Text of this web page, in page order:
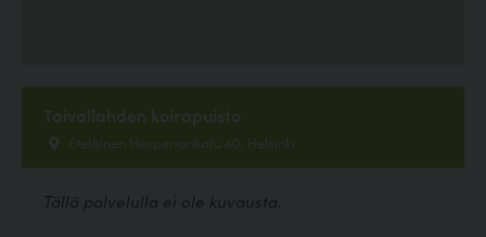
Taivallahden koirapuisto
Eteläinen Hesperiankatu 40, Helsinki
Tällä palvelulla ei ole kuvausta.